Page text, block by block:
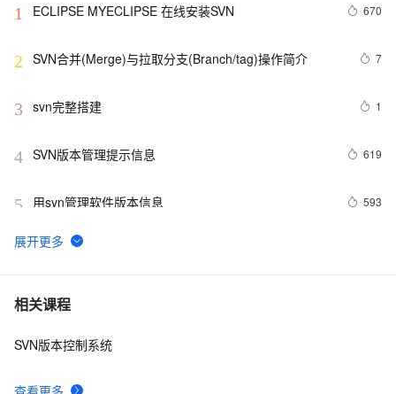
1 ECLIPSE MYECLIPSE 在线安装SVN 670
2 SVN合并(Merge)与拉取分支(Branch/tag)操作简介 7
3 svn完整搭建 1
4 SVN版本管理提示信息 619
5 用svn管理软件版本信息 593
6
Android Studio 用svn回退版本、svn恢复到指定版本、一
7 myEclipse下安装SVN插件
8 eclipse下迅速配置svn插件
相关课程
查看更多
SVN版本控制系统